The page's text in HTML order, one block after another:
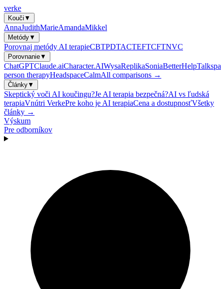
verke
Kouči ▼
AnnaJudithMarieAmandaMikkel
Metódy▼
Porovnaj metódy AI terapieCBTPDTACTEFTCFTNVC
Porovnanie▼
ChatGPTClaude.aiCharacter.AIWysaReplikaSoniaBetterHelp
person therapyHeadspaceCalmAll comparisons →
Články▼
Skeptický voči AI koučingu?Je AI terapia bezpečná?AI vs ľudská
terapiaVnútri VerkePre koho je AI terapiaCena a dostupnosťVšetky
články →
Výskum
Pre odborníkov